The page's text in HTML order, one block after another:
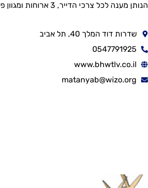
הנותן מענה לכל צרכי הדייר, 3 ארוחות ומגוון פעילויות.
שדרות דוד המלך 40, תל אביב
0547791925
www.bhwtlv.co.il
matanyab@wizo.org